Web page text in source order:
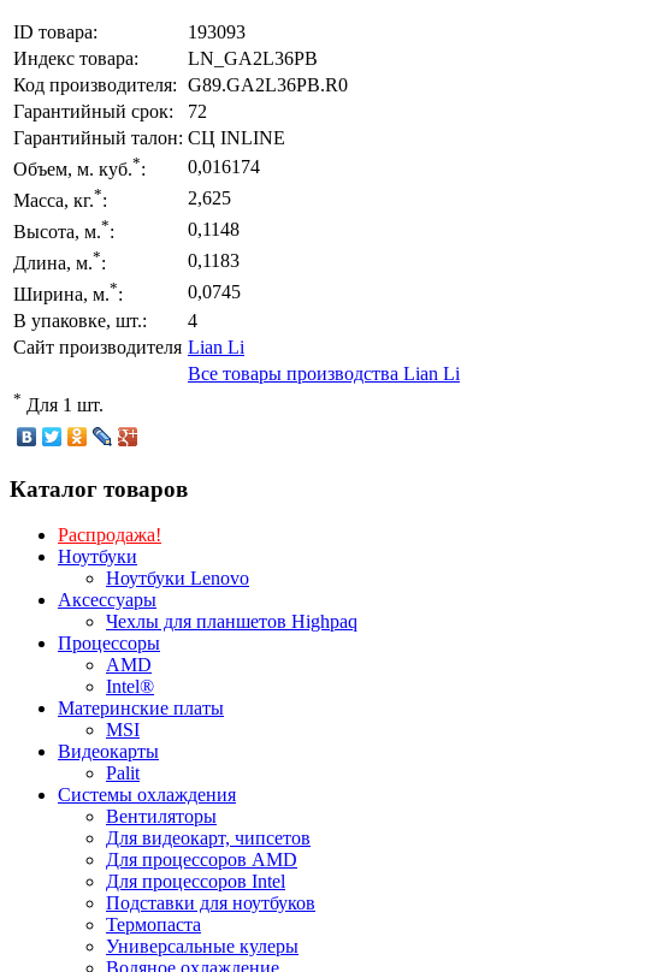
ID товара:
193093
Индекс товара:
LN_GA2L36PB
Код производителя: G89.GA2L36PB.R0
Гарантийный срок:
72
Гарантийный талон: СЦ INLINE
Объем, м. куб.*:
0,016174
Масса, кг.*:
2,625
Высота, м.*:
0,1148
Длина, м.*:
0,1183
Ширина, м.*:
0,0745
В упаковке, шт.:
4
Сайт производителя Lian Li
Все товары производства Lian Li
* Для 1 шт.
Каталог товаров
Распродажа!
Ноутбуки
Ноутбуки Lenovo
Аксессуары
Чехлы для планшетов Highpaq
Процессоры
AMD
Intel®
Материнские платы
MSI
Видеокарты
Palit
Системы охлаждения
Вентиляторы
Для видеокарт, чипсетов
Для процессоров AMD
Для процессоров Intel
Подставки для ноутбуков
Термопаста
Универсальные кулеры